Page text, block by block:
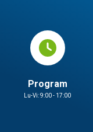
Program
Lu-Vi: 9:00 - 17:00